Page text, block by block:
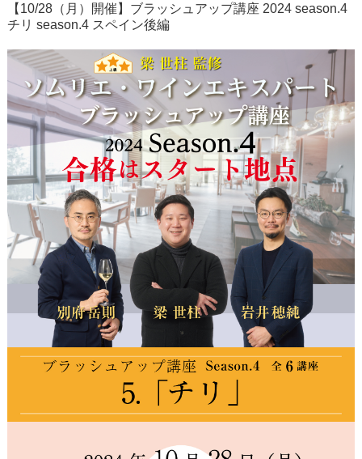
【10/28（月）開催】ブラッシュアップ講座 2024 season.4
チリ season.4 スペイン後編